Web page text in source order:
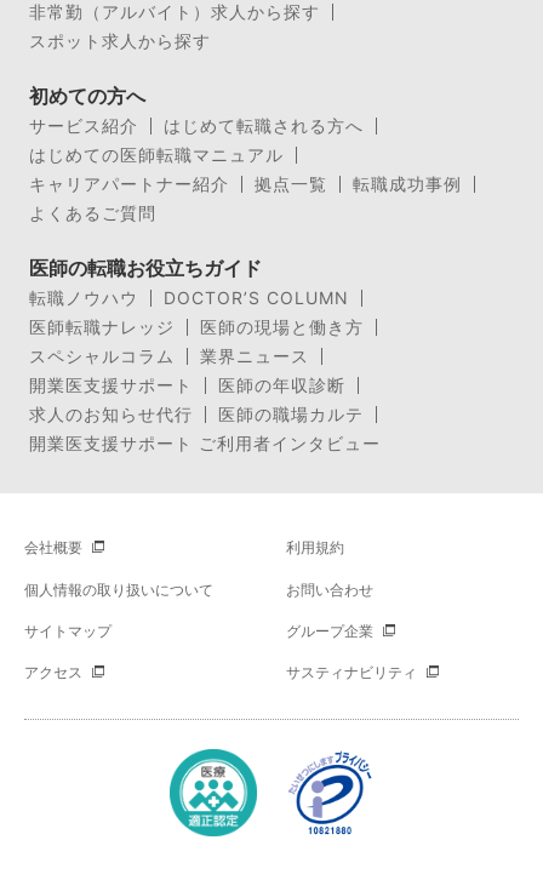
非常勤（アルバイト）求人から探す
スポット求人から探す
初めての方へ
サービス紹介
はじめて転職される方へ
はじめての医師転職マニュアル
キャリアパートナー紹介
拠点一覧
転職成功事例
よくあるご質問
医師の転職お役立ちガイド
転職ノウハウ
DOCTOR’S COLUMN
医師転職ナレッジ
医師の現場と働き方
スペシャルコラム
業界ニュース
開業医支援サポート
医師の年収診断
求人のお知らせ代行
医師の職場カルテ
開業医支援サポート ご利用者インタビュー
会社概要 利用規約
個人情報の取り扱いについて お問い合わせ
サイトマップ グループ企業
アクセス サスティナビリティ